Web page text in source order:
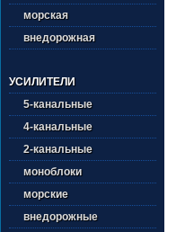
морская
внедорожная
УСИЛИТЕЛИ
5-канальные
4-канальные
2-канальные
моноблоки
морские
внедорожные